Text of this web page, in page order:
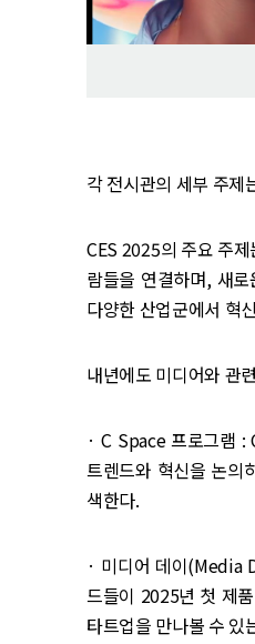
각 전시관의 세부 주제
CES 2025의 주요 주
람들을 연결하며, 새
다양한 산업군에서 혁
내년에도 미디어와 관
· C Space 프로그램 :
트렌드와 혁신을 논의
색한다.
· 미디어 데이(Media
드들이 2025년 첫 제
타트업을 만나볼 수 있